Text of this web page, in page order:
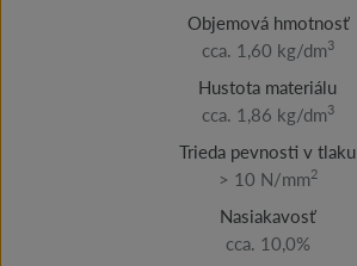
Objemová hmotnosť
cca. 1,60 kg/dm3
Hustota materiálu
cca. 1,86 kg/dm3
Trieda pevnosti v tlaku
> 10 N/mm2
Nasiakavosť
cca. 10,0%